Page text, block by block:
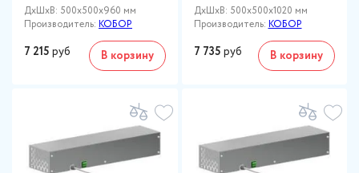
ДxШxВ: 500x500x960 мм
Производитель: КОБОР
7 215 руб В корзину
ДxШxВ: 500x500x1020 мм
Производитель:КОБОР
7 735 руб В корзину